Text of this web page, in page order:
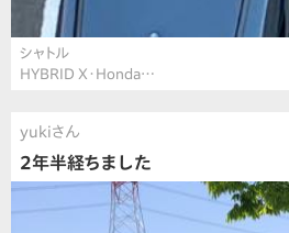
シャトル
HYBRID X・Honda…
yukiさん
2年半経ちました